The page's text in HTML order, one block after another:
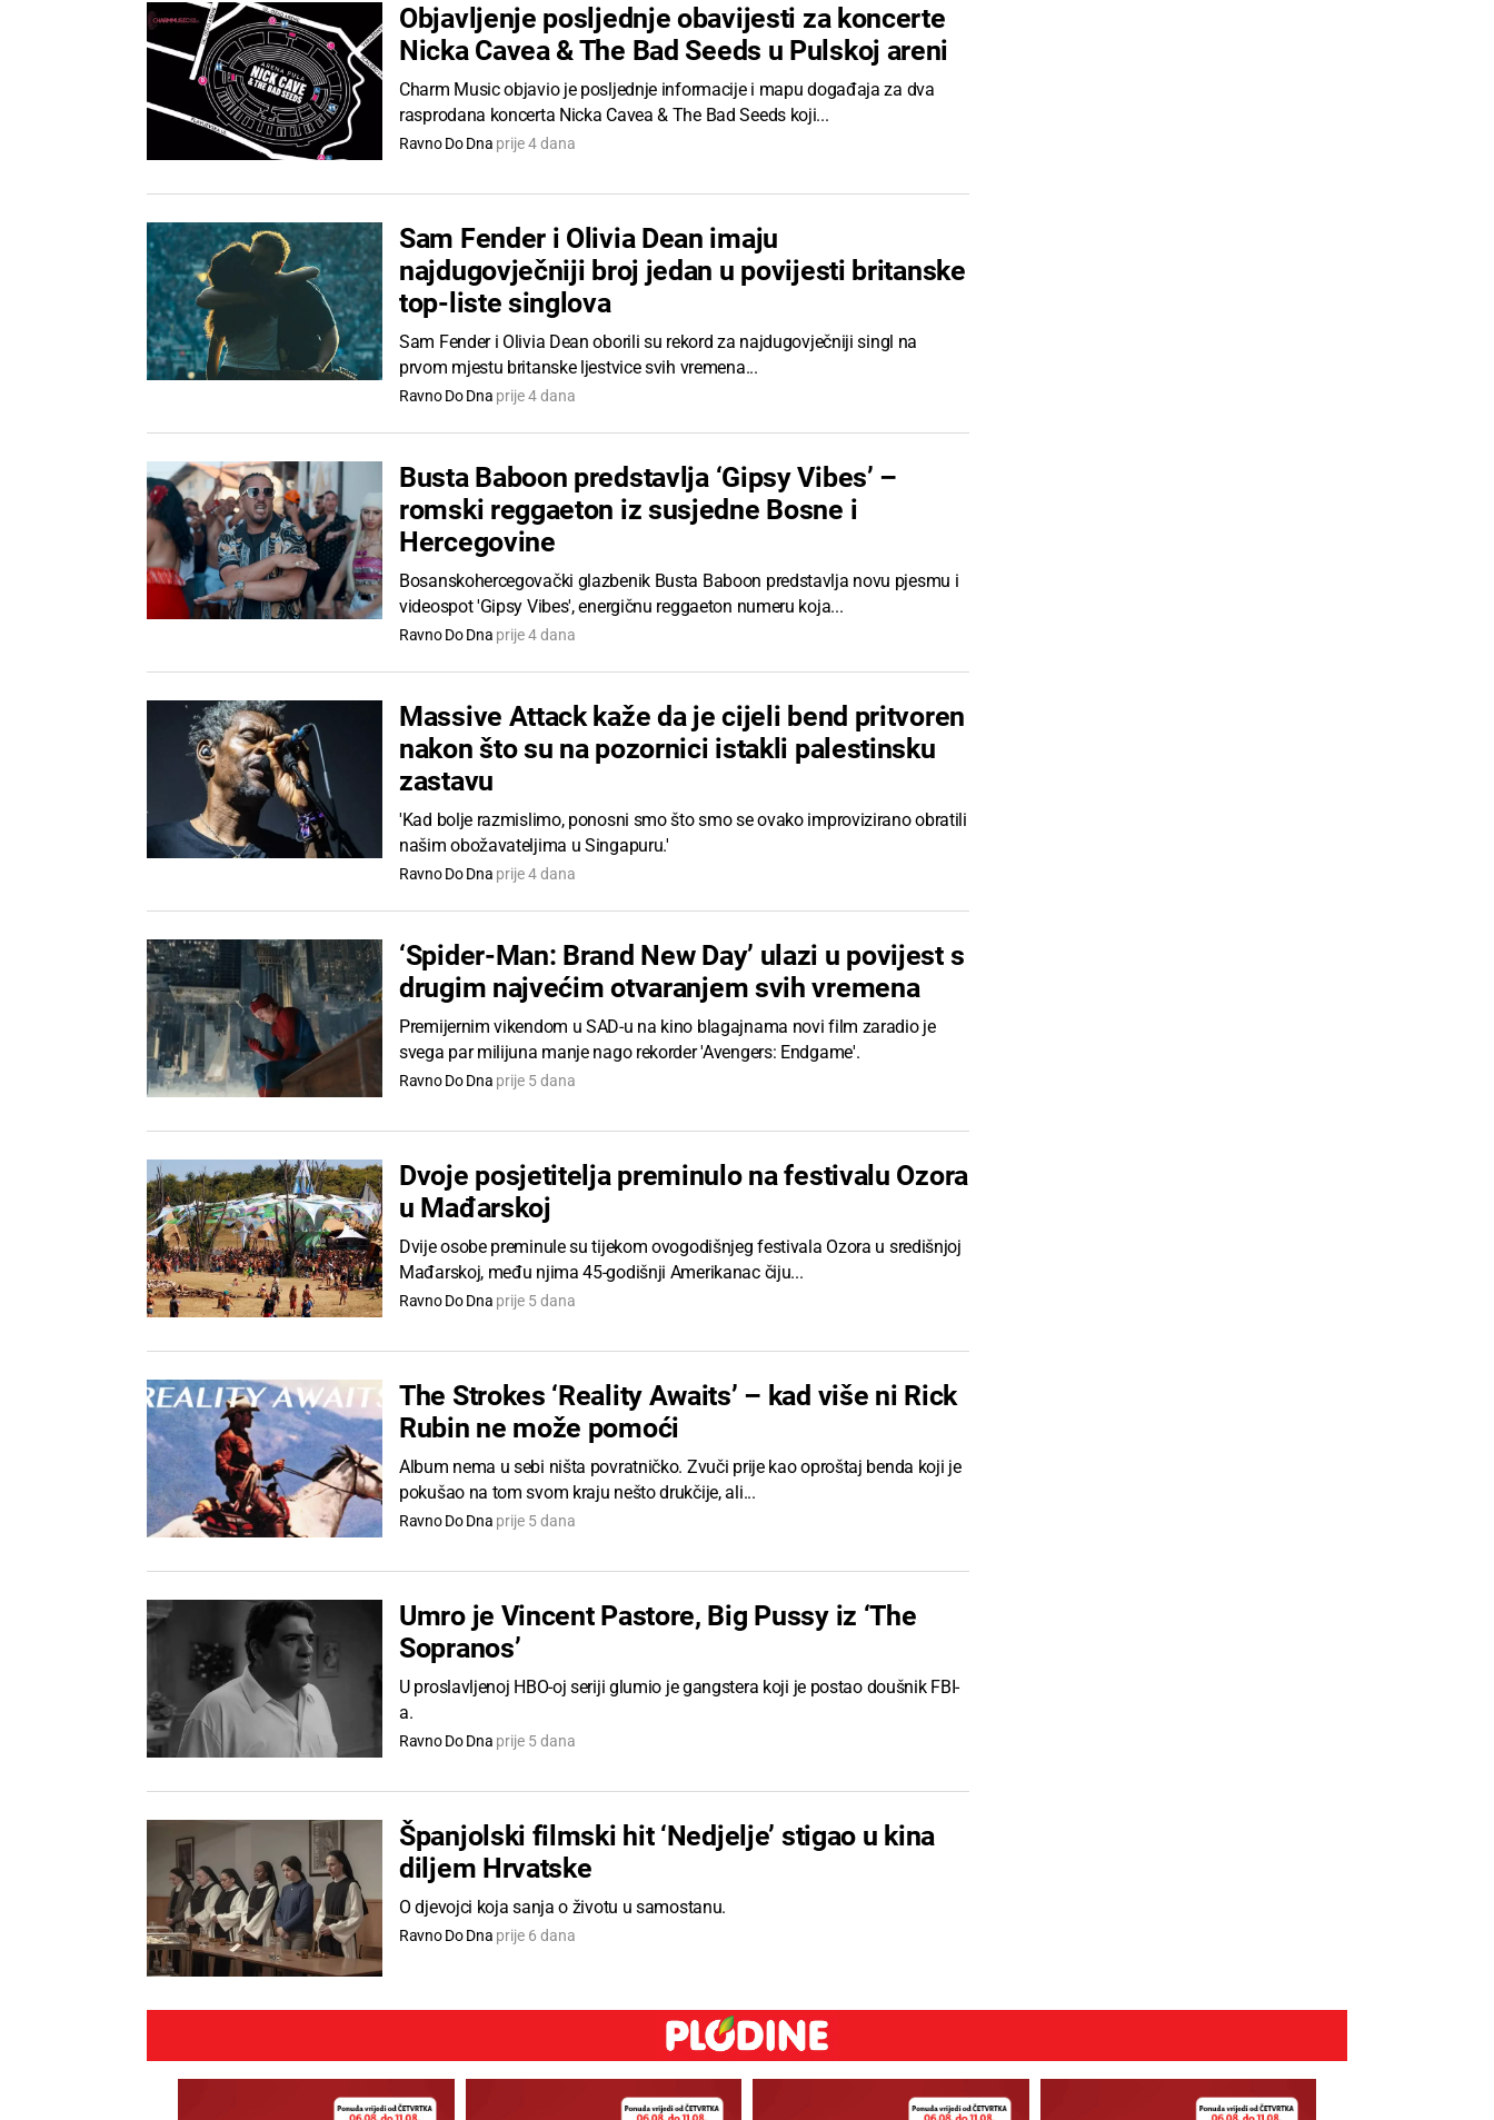
Objavljenje posljednje obavijesti za koncerte
Nicka Cavea & The Bad Seeds u Pulskoj areni
Charm Music objavio je posljednje informacije i mapu događaja za dva
rasprodana koncerta Nicka Cavea & The Bad Seeds koji...
Ravno Do Dna prije 4 dana
Sam Fender i Olivia Dean imaju
najdugovječniji broj jedan u povijesti britanske
top-liste singlova
Sam Fender i Olivia Dean oborili su rekord za najdugovječniji singl na
prvom mjestu britanske ljestvice svih vremena...
Ravno Do Dna prije 4 dana
Busta Baboon predstavlja ‘Gipsy Vibes’ –
romski reggaeton iz susjedne Bosne i
Hercegovine
Bosanskohercegovački glazbenik Busta Baboon predstavlja novu pjesmu i
videospot 'Gipsy Vibes', energičnu reggaeton numeru koja...
Ravno Do Dna prije 4 dana
Massive Attack kaže da je cijeli bend pritvoren
nakon što su na pozornici istakli palestinsku
zastavu
'Kad bolje razmislimo, ponosni smo što smo se ovako improvizirano obratili
našim obožavateljima u Singapuru.'
Ravno Do Dna prije 4 dana
‘Spider-Man: Brand New Day’ ulazi u povijest s
drugim najvećim otvaranjem svih vremena
Premijernim vikendom u SAD-u na kino blagajnama novi film zaradio je
svega par milijuna manje nago rekorder 'Avengers: Endgame'.
Ravno Do Dna prije 5 dana
Dvoje posjetitelja preminulo na festivalu Ozora
u Mađarskoj
Dvije osobe preminule su tijekom ovogodišnjeg festivala Ozora u središnjoj
Mađarskoj, među njima 45-godišnji Amerikanac čiju...
Ravno Do Dna prije 5 dana
The Strokes ‘Reality Awaits’ – kad više ni Rick
Rubin ne može pomoći
Album nema u sebi ništa povratničko. Zvuči prije kao oproštaj benda koji je
pokušao na tom svom kraju nešto drukčije, ali...
Ravno Do Dna prije 5 dana
Umro je Vincent Pastore, Big Pussy iz ‘The
Sopranos’
U proslavljenoj HBO-oj seriji glumio je gangstera koji je postao doušnik FBI-
a.
Ravno Do Dna prije 5 dana
Španjolski filmski hit ‘Nedjelje’ stigao u kina
diljem Hrvatske
O djevojci koja sanja o životu u samostanu.
Ravno Do Dna prije 6 dana